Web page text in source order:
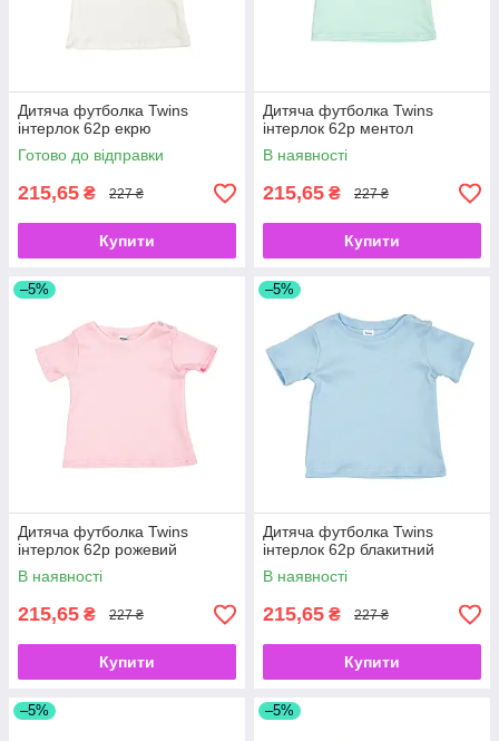
Дитяча футболка Twins
інтерлок 62р екрю
Готово до відправки
215,65 ₴ 227 ₴
Купити
Дитяча футболка Twins
інтерлок 62р ментол
В наявності
215,65 ₴ 227 ₴
Купити
–5%
Дитяча футболка Twins
інтерлок 62р рожевий
В наявності
215,65 ₴ 227 ₴
Купити
–5%
Дитяча футболка Twins
інтерлок 62р блакитний
В наявності
215,65 ₴ 227 ₴
Купити
–5% –5%